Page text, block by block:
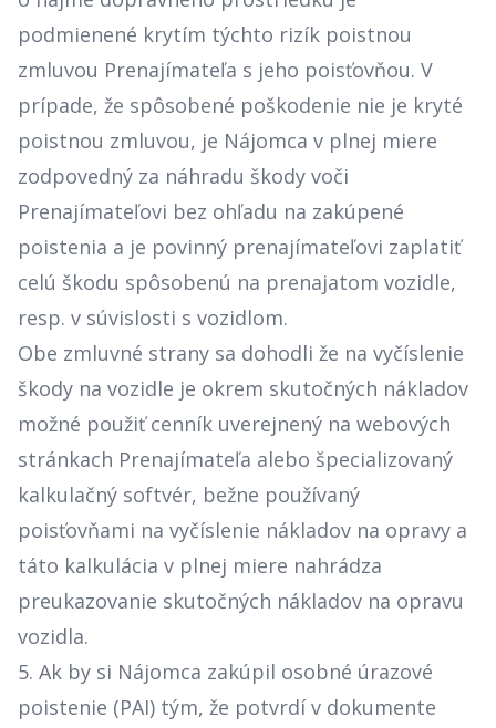
podmienené krytím týchto rizík poistnou
zmluvou Prenajímateľa s jeho poisťovňou. V
prípade, že spôsobené poškodenie nie je kryté
poistnou zmluvou, je Nájomca v plnej miere
zodpovedný za náhradu škody voči
Prenajímateľovi bez ohľadu na zakúpené
poistenia a je povinný prenajímateľovi zaplatiť
celú škodu spôsobenú na prenajatom vozidle,
resp. v súvislosti s vozidlom.
Obe zmluvné strany sa dohodli že na vyčíslenie
škody na vozidle je okrem skutočných nákladov
možné použiť cenník uverejnený na webových
stránkach Prenajímateľa alebo špecializovaný
kalkulačný softvér, bežne používaný
poisťovňami na vyčíslenie nákladov na opravy a
táto kalkulácia v plnej miere nahrádza
preukazovanie skutočných nákladov na opravu
vozidla.
5. Ak by si Nájomca zakúpil osobné úrazové
poistenie (PAI) tým, že potvrdí v dokumente